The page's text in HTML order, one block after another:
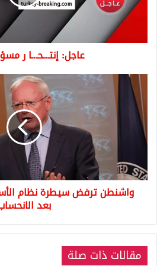
عاجل: إنتـ.ـحـ.ـا ر
واشنطن
ترفض
سيطرة
نظام
الأسد
على
سوريا
بعد
الانحساب
واشنطن ترفض سيطرة نظام
بعد
مقالات ذات صلة